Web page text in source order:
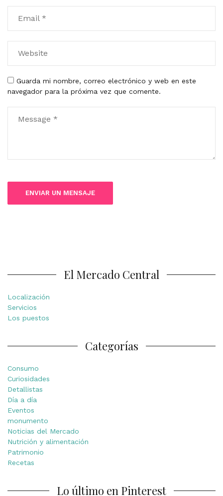
Guarda mi nombre, correo electrónico y web en este
navegador para la próxima vez que comente.
El Mercado Central
Localización
Servicios
Los puestos
Categorías
Consumo
Curiosidades
Detallistas
Día a día
Eventos
monumento
Noticias del Mercado
Nutrición y alimentación
Patrimonio
Recetas
Lo último en Pinterest